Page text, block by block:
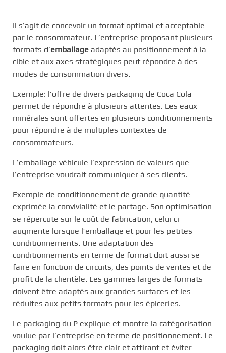
Il s’agit de concevoir un format optimal et acceptable
par le consommateur. L’entreprise proposant plusieurs
formats d’emballage adaptés au positionnement à la
cible et aux axes stratégiques peut répondre à des
modes de consommation divers.
Exemple: l’offre de divers packaging de Coca Cola
permet de répondre à plusieurs attentes. Les eaux
minérales sont offertes en plusieurs conditionnements
pour répondre à de multiples contextes de
consommateurs.
L’emballage véhicule l’expression de valeurs que
l’entreprise voudrait communiquer à ses clients.
Exemple de conditionnement de grande quantité
exprimée la convivialité et le partage. Son optimisation
se répercute sur le coût de fabrication, celui ci
augmente lorsque l’emballage et pour les petites
conditionnements. Une adaptation des
conditionnements en terme de format doit aussi se
faire en fonction de circuits, des points de ventes et de
profit de la clientèle. Les gammes larges de formats
doivent être adaptés aux grandes surfaces et les
réduites aux petits formats pour les épiceries.
Le packaging du P explique et montre la catégorisation
voulue par l’entreprise en terme de positionnement. Le
packaging doit alors être clair et attirant et éviter